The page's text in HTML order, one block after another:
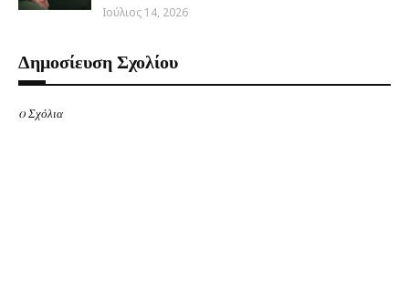
Ιούλιος 14, 2026
Δημοσίευση Σχολίου
0 Σχόλια